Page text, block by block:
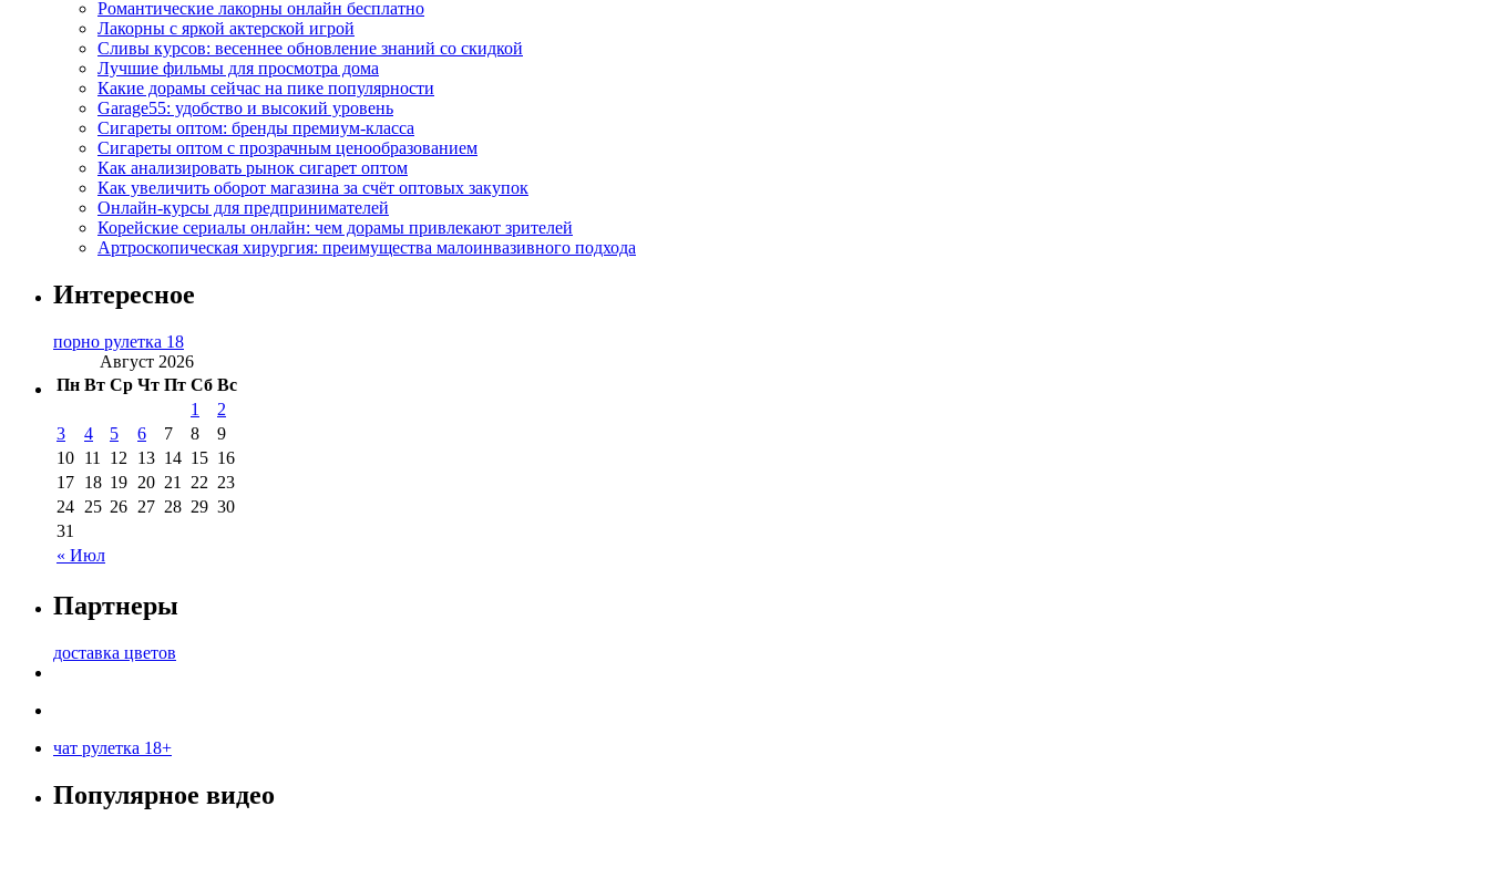
Романтические лакорны онлайн бесплатно
Лакорны с яркой актерской игрой
Сливы курсов: весеннее обновление знаний со скидкой
Лучшие фильмы для просмотра дома
Какие дорамы сейчас на пике популярности
Garage55: удобство и высокий уровень
Сигареты оптом: бренды премиум-класса
Сигареты оптом с прозрачным ценообразованием
Как анализировать рынок сигарет оптом
Как увеличить оборот магазина за счёт оптовых закупок
Онлайн-курсы для предпринимателей
Корейские сериалы онлайн: чем дорамы привлекают зрителей
Артроскопическая хирургия: преимущества малоинвазивного подхода
Интересное
порно рулетка 18
Август 2026
Пн Вт Ср Чт Пт Сб Вс
« Июл
1
2
3
4 5 6 7 8
9
10 11 12 13 14 15 16
17 18 19 20 21 22 23
24 25 26 27 28 29 30
31
Партнеры
доставка цветов
чат рулетка 18+
Популярное видео